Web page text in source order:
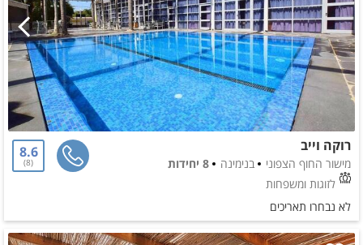
רוקה וייב
מישור החוף הצפוני בנימינה
8 יחידות
לזוגות ומשפחות
8.6
8
לא נבחרו תאריכים